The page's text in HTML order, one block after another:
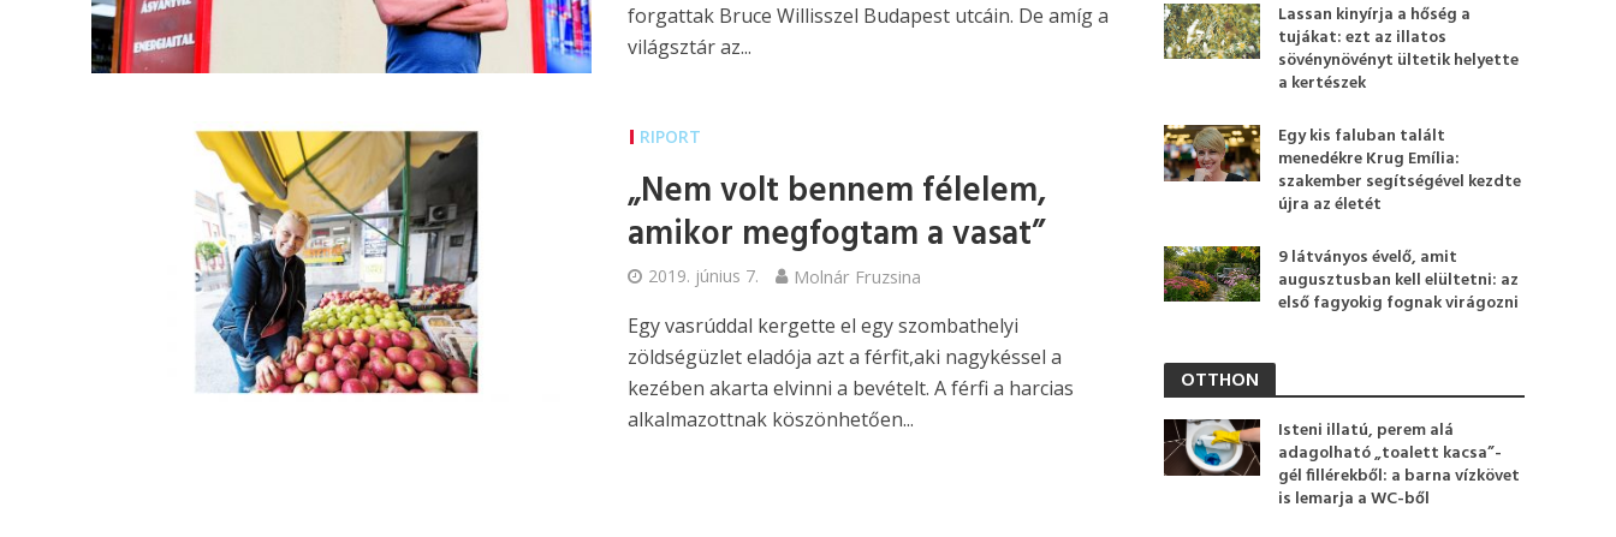
forgattak Bruce Willisszel Budapest utcáin. De amíg a
világsztár az...
RIPORT
„Nem volt bennem félelem,
amikor megfogtam a vasat”
2019. június 7. Molnár Fruzsina
Egy vasrúddal kergette el egy szombathelyi
zöldségüzlet eladója azt a férfit,aki nagykéssel a
kezében akarta elvinni a bevételt. A férfi a harcias
alkalmazottnak köszönhetően...
Lassan kinyírja a hőség a
tujákat: ezt az illatos
sövénynövényt ültetik helyette
a kertészek
Egy kis faluban talált
menedékre Krug Emília:
szakember segítségével kezdte
újra az életét
9 látványos évelő, amit
augusztusban kell elültetni: az
első fagyokig fognak virágozni
OTTHON
Isteni illatú, perem alá
adagolható „toalett kacsa”-
gél fillérekből: a barna vízkövet
is lemarja a WC-ből